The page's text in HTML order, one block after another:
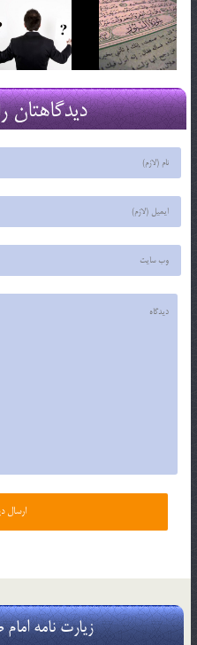
دیدگاهتان
زیارت نامه